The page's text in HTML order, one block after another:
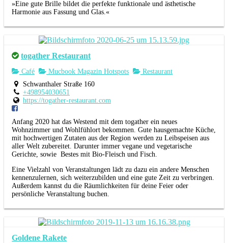
»Eine gute Brille bildet die perfekte funktionale und ästhetische
Harmonie aus Fassung und Glas.«
togather Restaurant
Café Mucbook Magazin Hotspots
Restaurant
Schwanthaler Straße 160
+498954030651
https://togather-restaurant.com
Anfang 2020 hat das Westend mit dem togather ein neues
Wohnzimmer und Wohlfühlort bekommen. Gute hausgemachte Küche,
mit hochwertigen Zutaten aus der Region werden zu Leibspeisen aus
aller Welt zubereitet. Darunter immer vegane und vegetarische
Gerichte, sowie Bestes mit Bio-Fleisch und Fisch.
Eine Vielzahl von Veranstaltungen lädt zu dazu ein andere Menschen
kennenzulernen, sich weiterzubilden und eine gute Zeit zu verbringen.
Außerdem kannst du die Räumlichkeiten für deine Feier oder
persönliche Veranstaltung buchen.
Goldene Rakete